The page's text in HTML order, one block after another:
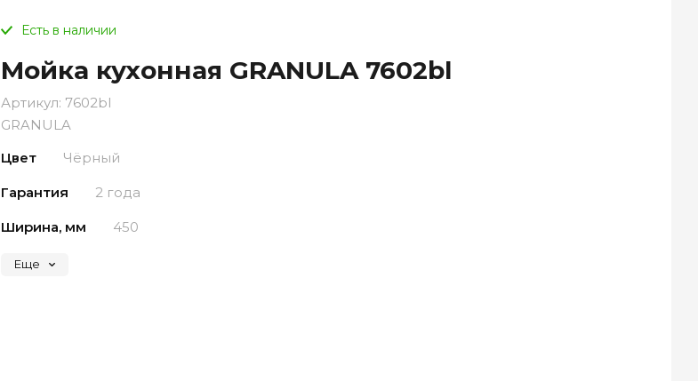
Есть в наличии
Мойка кухонная GRANULA 7602bl
Артикул: 7602bl
GRANULA
Цвет
Чёрный
Гарантия 2 года
Ширина, мм 450
Еще